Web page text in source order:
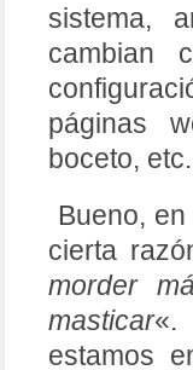
sistema,
cambian
páginas
boceto, etc.
Bueno,
cierta
morder
masticar«.
estamos